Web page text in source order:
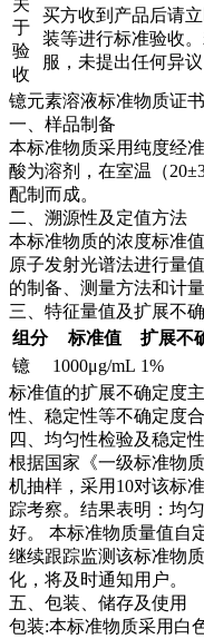
关
于
验
收
买方收到产品后请
装等进行标准验收
服，未提出任何异
镱元素溶液标准物质证
一、样品制备
本标准物质采用纯度经
酸为溶剂，在室温（
配制而成。
二、溯源性及定值方法
本标准物质的浓度标准
原子发射光谱法进行量
的制备、测量方法和计
三、特征量值及扩展不
组分
标准值 扩展不
镱
1000μg/mL 1%
标准值的扩展不确定度
性、稳定性等不确定度合
四、均匀性检验及稳定
根据国家《一级标准物
机抽样，采用10对该标
踪考察。结果表明：均
好。 本标准物质量值自
继续跟踪监测该标准物
化，将及时通知用户。
五、包装、储存及使用
包装:本标准物质采用白